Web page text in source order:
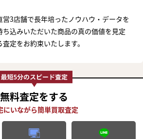
3店舗で長年培ったノウハウ・データを
込みいただいた商品の真の価値を見定
定をお約束いたします。
無料査定をする